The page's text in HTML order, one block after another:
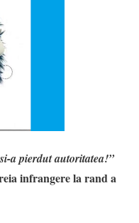
a pierdut autoritatea!”
infrangere la rand a